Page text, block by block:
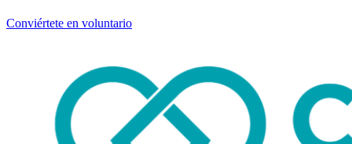
Conviértete en voluntario